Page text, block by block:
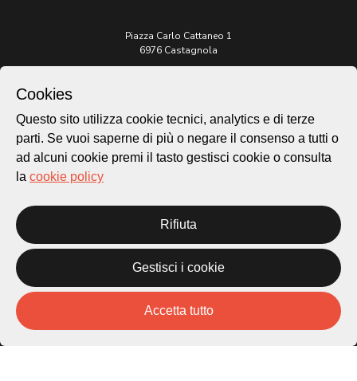
Piazza Carlo Cattaneo 1
6976 Castagnola
Per informazioni:
patrimonio@lugano.ch
t. +41 58 866 68 50
Cookie policy
Credits
Homepage
Temi
Mappa
Cookies
Questo sito utilizza cookie tecnici, analytics e di terze
parti. Se vuoi saperne di più o negare il consenso a tutti o
ad alcuni cookie premi il tasto gestisci cookie o consulta
la cookie policy
Rifiuta
Gestisci i cookie
Accetta tutto